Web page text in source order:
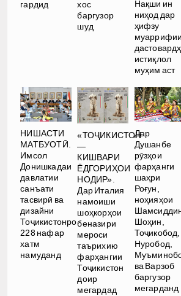
гардид
хос
баргузор
шуд
Нақши ин
ниҳод дар
ҳифзу
муаррифии
истиқлол
муҳим аст
НИШАСТИ
МАТБУОТӢ.
Имсол
Донишкадаи
давлатии
санъати
тасвирӣ ва
дизайни
Тоҷикистонро
228 нафар
хатм
намуданд
«ТОҶИКИСТОН
—
КИШВАРИ
ЁДГОРИҲОИ
НОДИР».
Дар Италия
намоиши
шоҳкорҳои
беназири
мероси
таърихию
фарҳангии
Тоҷикистон
доир
мегардад
Дар
Душанбе
рӯзҳои
фарҳанги
шаҳри
Роғун,
ноҳияҳои
Шоҳин,
Тоҷикобод,
Нуробод,
ва Варзоб
баргузор
мегарданд